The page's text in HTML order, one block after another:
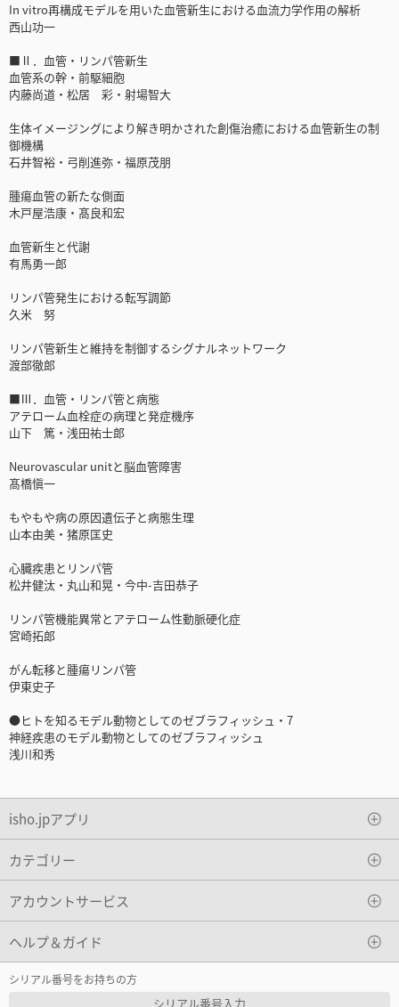
In vitro再構成モデルを用いた血管新生における血流力学作用の解析
西山功一
■Ⅱ．血管・リンパ管新生
血管系の幹・前駆細胞
内藤尚道・松居 彩・射場智大
生体イメージングにより解き明かされた創傷治癒における血管新生の制
御機構
石井智裕・弓削進弥・福原茂朋
腫瘍血管の新たな側面
木戸屋浩康・髙良和宏
血管新生と代謝
有馬勇一郎
リンパ管発生における転写調節
久米 努
リンパ管新生と維持を制御するシグナルネットワーク
渡部徹郎
■Ⅲ．血管・リンパ管と病態
アテローム血栓症の病理と発症機序
山下 篤・浅田祐士郎
Neurovascular unitと脳血管障害
髙橋愼一
もやもや病の原因遺伝子と病態生理
山本由美・猪原匡史
心臓疾患とリンパ管
松井健汰・丸山和晃・今中-吉田恭子
リンパ管機能異常とアテローム性動脈硬化症
宮崎拓郎
がん転移と腫瘍リンパ管
伊東史子
●ヒトを知るモデル動物としてのゼブラフィッシュ・7
神経疾患のモデル動物としてのゼブラフィッシュ
浅川和秀
isho.jpアプリ
カテゴリー
アカウントサービス
ヘルプ＆ガイド
シリアル番号をお持ちの方
シリアル番号入力